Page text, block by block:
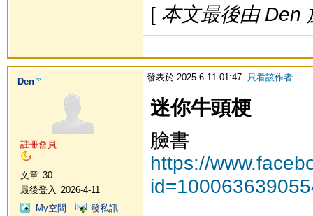
[本文最後由 Den
Den
註冊會員
文章 30
最後登入
2026-4-11
My空間
發私訊
發表於 2025-6-11 01:47 只看該作者
迷你牛頭梗
臉書
https://